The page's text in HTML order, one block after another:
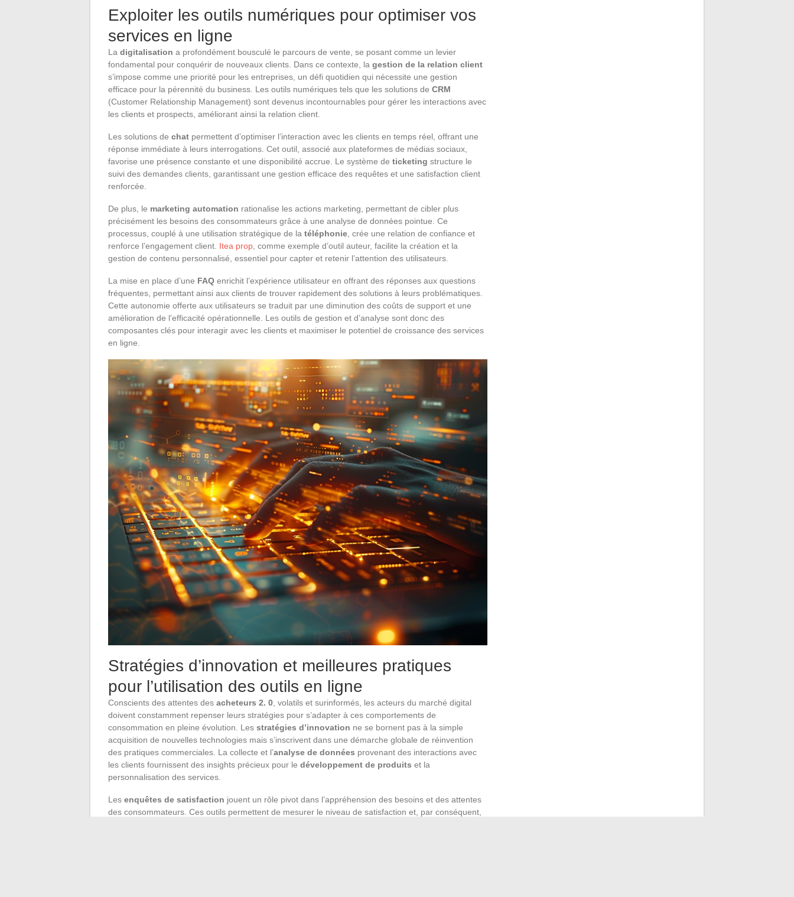
Exploiter les outils numériques pour optimiser vos
services en ligne
La digitalisation a profondément bousculé le parcours de vente, se posant comme un levier
fondamental pour conquérir de nouveaux clients. Dans ce contexte, la gestion de la relation client
s’impose comme une priorité pour les entreprises, un défi quotidien qui nécessite une gestion
efficace pour la pérennité du business. Les outils numériques tels que les solutions de CRM
(Customer Relationship Management) sont devenus incontournables pour gérer les interactions avec
les clients et prospects, améliorant ainsi la relation client.
Les solutions de chat permettent d’optimiser l’interaction avec les clients en temps réel, offrant une
réponse immédiate à leurs interrogations. Cet outil, associé aux plateformes de médias sociaux,
favorise une présence constante et une disponibilité accrue. Le système de ticketing structure le
suivi des demandes clients, garantissant une gestion efficace des requêtes et une satisfaction client
renforcée.
De plus, le marketing automation rationalise les actions marketing, permettant de cibler plus
précisément les besoins des consommateurs grâce à une analyse de données pointue. Ce
processus, couplé à une utilisation stratégique de la téléphonie , crée une relation de confiance et
renforce l’engagement client. Itea prop , comme exemple d’outil auteur, facilite la création et la
gestion de contenu personnalisé, essentiel pour capter et retenir l’attention des utilisateurs.
La mise en place d’une FAQ enrichit l’expérience utilisateur en offrant des réponses aux questions
fréquentes, permettant ainsi aux clients de trouver rapidement des solutions à leurs problématiques.
Cette autonomie offerte aux utilisateurs se traduit par une diminution des coûts de support et une
amélioration de l’efficacité opérationnelle. Les outils de gestion et d’analyse sont donc des
composantes clés pour interagir avec les clients et maximiser le potentiel de croissance des services
en ligne.
Stratégies d’innovation et meilleures pratiques
pour l’utilisation des outils en ligne
Conscients des attentes des acheteurs 2. 0 , volatils et surinformés, les acteurs du marché digital
doivent constamment repenser leurs stratégies pour s’adapter à ces comportements de
consommation en pleine évolution. Les stratégies d’innovation ne se bornent pas à la simple
acquisition de nouvelles technologies mais s’inscrivent dans une démarche globale de réinvention
des pratiques commerciales. La collecte et l’analyse de données provenant des interactions avec
les clients fournissent des insights précieux pour le développement de produits et la
personnalisation des services.
Les enquêtes de satisfaction jouent un rôle pivot dans l’appréhension des besoins et des attentes
des consommateurs. Ces outils permettent de mesurer le niveau de satisfaction et, par conséquent,